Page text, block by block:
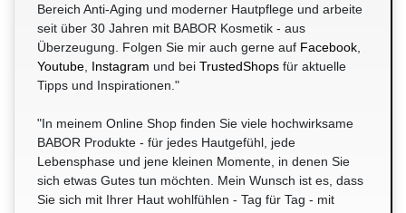
Bereich Anti-Aging und moderner Hautpflege und arbeite
seit über 30 Jahren mit BABOR Kosmetik - aus
Überzeugung. Folgen Sie mir auch gerne auf Facebook
Youtube Instagram und bei TrustedShops für aktuelle
Tipps und Inspirationen."
"In meinem Online Shop finden Sie viele hochwirksame
BABOR Produkte - für jedes Hautgefühl, jede
Lebensphase und jene kleinen Momente, in denen Sie
sich etwas Gutes tun möchten. Mein Wunsch ist es, dass
Sie sich mit Ihrer Haut wohlfühlen - Tag für Tag - mit